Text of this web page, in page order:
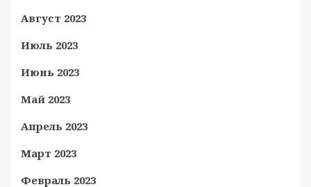
Август 2023
Июль 2023
Июнь 2023
Май 2023
Апрель 2023
Март 2023
Февраль 2023